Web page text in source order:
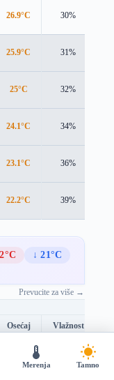
26.9°C 30%
25.9°C 31%
25°C 32%
24.1°C 34%
23.1°C 36%
22.2°C 39%
↓ 21°C
Prevucite za više →
Osećaj Vlažnost
Merenja Tamno